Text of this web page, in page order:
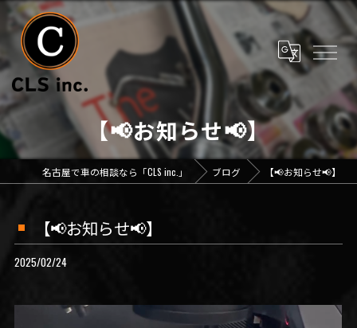
【📢お知らせ📢】
名古屋で車の相談なら「CLS inc.」 ブログ 【📢お知らせ📢】
【📢お知らせ📢】
2025/02/24